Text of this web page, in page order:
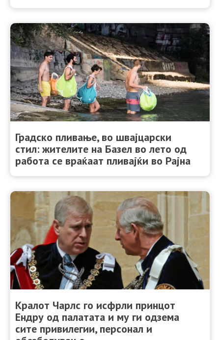
Градско пливање, во швајцарски
стил: жителите на Базел во лето од
работа се враќаат пливајќи во Рајна
Кралот Чарлс го исфрли принцот
Ендру од палатата и му ги одзема
сите привилегии, персонал и